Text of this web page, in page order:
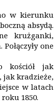
w kierunku
absydą.
krużganki,
one
kościół jak
jak kradzieże,
w latach
1850.